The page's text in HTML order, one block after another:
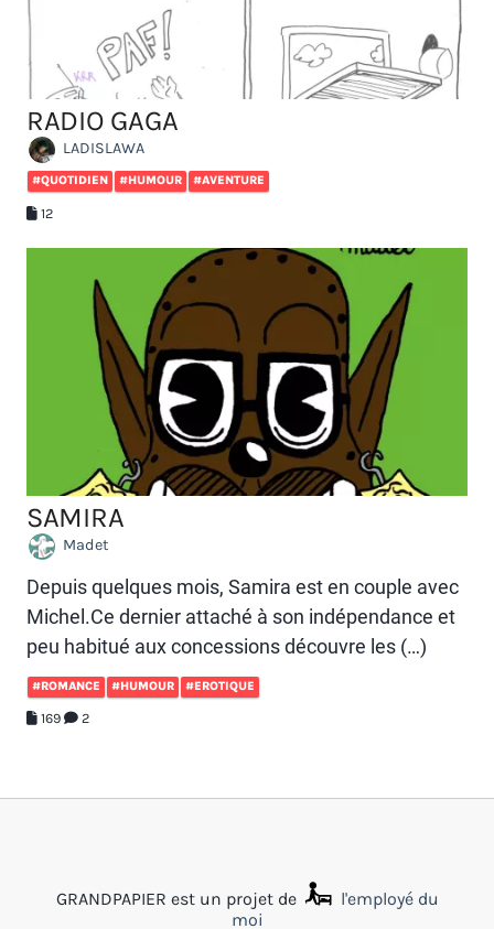
RADIO GAGA
LADISLAWA
#QUOTIDIEN #HUMOUR #AVENTURE
12
SAMIRA
Madet
Depuis quelques mois, Samira est en couple avec
Michel.Ce dernier attaché à son indépendance et
peu habitué aux concessions découvre les (…)
#ROMANCE #HUMOUR #EROTIQUE
169 2
GRANDPAPIER est un projet de
l'employé du
moi